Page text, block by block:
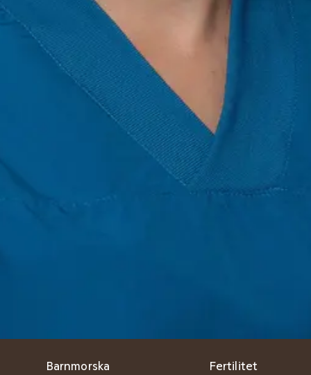
Barnmorska Fertilitet